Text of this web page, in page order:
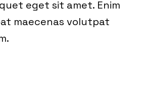
eget sit amet. Enim
maecenas volutpat